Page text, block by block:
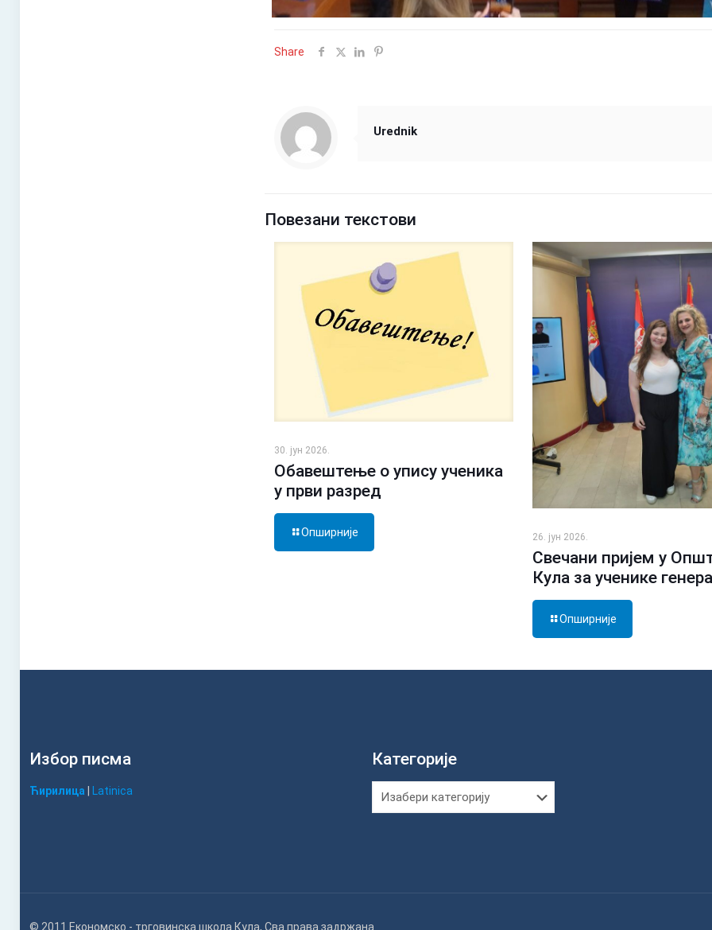
Share
Urednik
Повезани текстови
30. јун 2026.
Обавештење о упису ученика
у први разред
Опширније 26. јун 2026.
Свечани пријем у
Кула за ученике
Опширније
Избор писма
Ћирилица Latinica
Категорије
Категорије
© 2011 Економско - трговинска школа Кула, Сва права задржана